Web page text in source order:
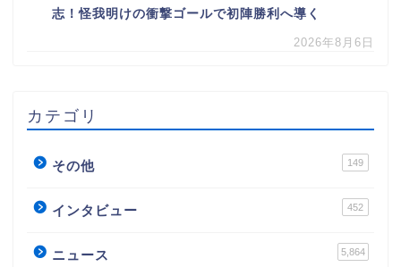
志！怪我明けの衝撃ゴールで初陣勝利へ導く
2026年8月6日
カテゴリ
その他 149
インタビュー 452
ニュース 5,864